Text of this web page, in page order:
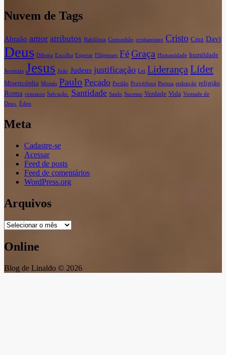
Nuvem de Tags
Abraão amor atributos Babilônia Comunhão cristianismo Cristo Cruz Davi
Deus Dilema Escolha Esperar Filipenses FéGraça Humanidade humildade
Jeremias Jesus João Judeus justificação Lei Liderança Líder
Misericórdia Moisés Paulo Pecado Perdão Provérbios Pureza redenção religião
Roma romanos Salvação. Santidade Saulo Sucesso Verdade Vida Vontade de
Deus. Éden
Meta
Cadastre-se
Acessar
Feed de posts
Feed de comentários
WordPress.org
Arquivos
Arquivos
Online
Blog de Linaldo © 2026